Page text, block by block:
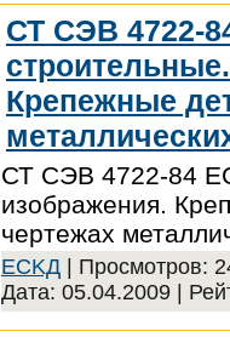
СТ СЭВ 4722-
Крепежные
СТ СЭВ 4722-84
изображения.
чертежах
ECKД | Просмотров:
Дата: 05.04.2009 |